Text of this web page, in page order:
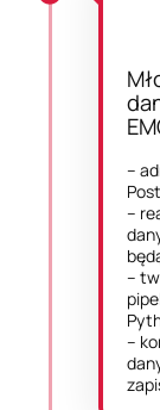
–
–
–
–